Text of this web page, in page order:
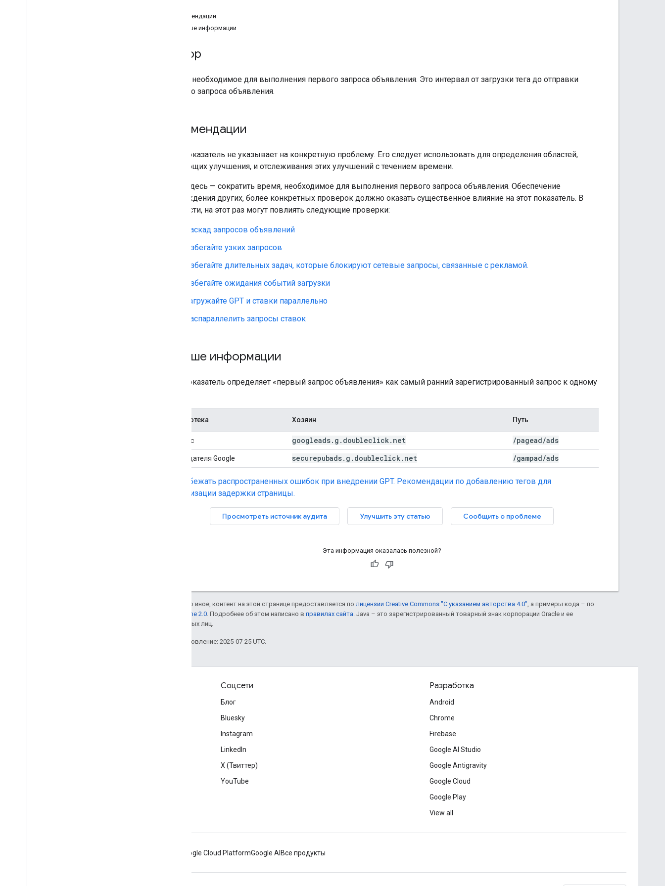
Рекомендации
Больше информации
Обзор
Время, необходимое для выполнения первого запроса объявления. Это интервал от загрузки тега до отправки
первого запроса объявления.
Рекомендации
Этот показатель не указывает на конкретную проблему. Его следует использовать для определения областей,
требующих улучшения, и отслеживания этих улучшений с течением времени.
Цель здесь — сократить время, необходимое для выполнения первого запроса объявления. Обеспечение
прохождения других, более конкретных проверок должно оказать существенное влияние на этот показатель. В
частности, на этот раз могут повлиять следующие проверки:
Каскад запросов объявлений
Избегайте узких запросов
Избегайте длительных задач, которые блокируют сетевые запросы, связанные с рекламой.
Избегайте ожидания событий загрузки
Загружайте GPT и ставки параллельно
Распараллелить запросы ставок
Больше информации
Этот показатель определяет «первый запрос объявления» как самый ранний зарегистрированный запрос к одному
Библиотека Хозяин Путь
АдСенс googleads. g . doubleclick. net /pagead/ads
Тег издателя Google securepubads. g . doubleclick. net /gampad/ads
Как избежать распространенных ошибок при внедрении GPT. Рекомендации по добавлению тегов для
минимизации задержки страницы.
Просмотреть источник аудита Улучшить эту статью Сообщить о проблеме
Эта информация оказалась полезной?
Если не указано иное, контент на этой странице предоставляется по лицензии Creative Commons "С указанием авторства 4.0" , а примеры кода – по
лицензии Apache 2.0 . Подробнее об этом написано в правилах сайта . Java – это зарегистрированный товарный знак корпорации Oracle и ее
аффилированных лиц.
Последнее обновление: 2025-07-25 UTC.
Соцсети
Блог
Bluesky
Instagram
LinkedIn
X (Твиттер)
YouTube
Разработка
Android
Chrome
Firebase
Google AI Studio
Google Antigravity
Google Cloud
Google Play
View all
Google Cloud PlatformGoogle AI Все продукты